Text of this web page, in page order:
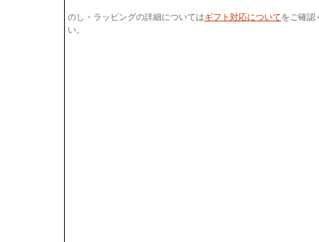
のし・ラッピングの詳細についてはギフト対応についてをご確認
い。